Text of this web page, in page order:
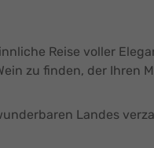
Reise voller
zu finden, der Ihren
Landes